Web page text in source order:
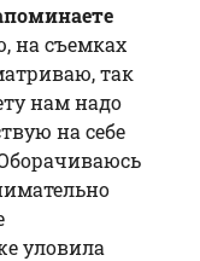
на съемках
так
нам надо
на себе
уловила